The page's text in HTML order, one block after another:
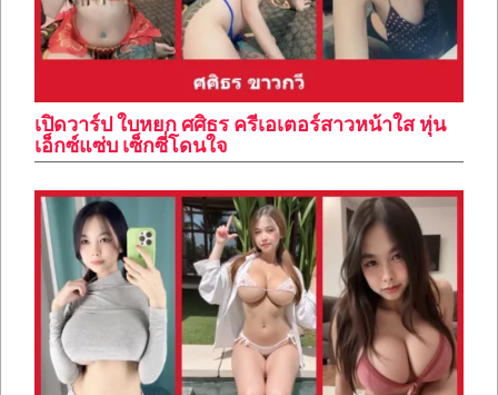
เปิดวาร์ป ใบหยก ศศิธร ครีเอเตอร์สาวหน้าใส หุ่น
เอ็กซ์แซ่บ เซ็กซี่โดนใจ